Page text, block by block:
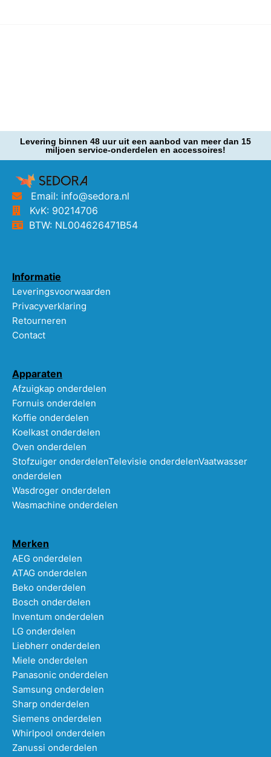
Levering binnen 48 uur uit een aanbod van meer dan 15
miljoen service-onderdelen en accessoires!
Email: info@sedora.nl
KvK: 90214706
BTW: NL004626471B54
Informatie
Leveringsvoorwaarden
Privacyverklaring
Retourneren
Contact
Apparaten
Afzuigkap onderdelen
Fornuis onderdelen
Koffie onderdelen
Koelkast onderdelen
Oven onderdelen
Stofzuiger onderdelenTelevisie onderdelenVaatwasser
onderdelen
Wasdroger onderdelen
Wasmachine onderdelen
Merken
AEG onderdelen
ATAG onderdelen
Beko onderdelen
Bosch onderdelen
Inventum onderdelen
LG onderdelen
Liebherr onderdelen
Miele onderdelen
Panasonic onderdelen
Samsung onderdelen
Sharp onderdelen
Siemens onderdelen
Whirlpool onderdelen
Zanussi onderdelen